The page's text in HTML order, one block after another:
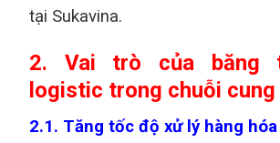
tại Sukavina.
2. Vai trò của băng
logistic trong chuỗi
2.1. Tăng tốc độ xử lý hàng hóa